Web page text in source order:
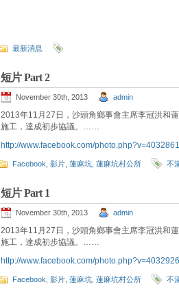
最新消息
短片 Part 2
November 30th, 2013 admin
2013年11月27日，沙頭角鄉事會主席李冠洪和
施工，達成初步協議。……
http://www.facebook.com/
Facebook 影片 蓮麻坑 蓮麻坑村公所 不
短片 Part 1
November 30th, 2013 admin
2013年11月27日，沙頭角鄉事會主席李冠洪和
施工，達成初步協議。……
http://www.facebook.com/
Facebook 影片 蓮麻坑 蓮麻坑村公所 不